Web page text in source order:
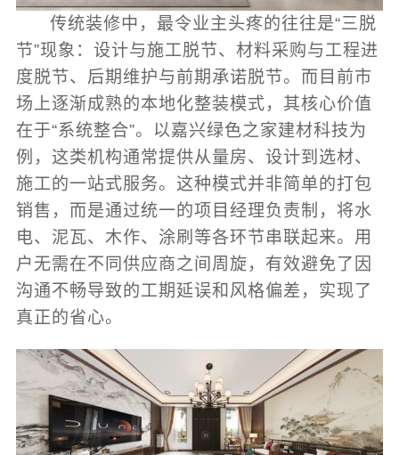
传统装修中，最令业主头疼的往往是“三脱
节”现象：设计与施工脱节、材料采购与工程进
度脱节、后期维护与前期承诺脱节。而目前市
场上逐渐成熟的本地化整装模式，其核心价值
在于“系统整合”。以嘉兴绿色之家建材科技为
例，这类机构通常提供从量房、设计到选材、
施工的一站式服务。这种模式并非简单的打包
销售，而是通过统一的项目经理负责制，将水
电、泥瓦、木作、涂刷等各环节串联起来。用
户无需在不同供应商之间周旋，有效避免了因
沟通不畅导致的工期延误和风格偏差，实现了
真正的省心。